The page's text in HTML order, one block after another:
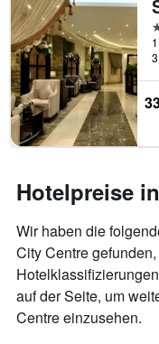
Hotelpreise
Wir haben die
City Centre
auf der Seite, um
Centre einzusehen.